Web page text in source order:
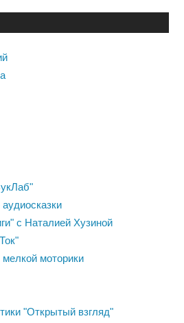
с Наталией Хузиной
моторики
"Открытый взгляд"